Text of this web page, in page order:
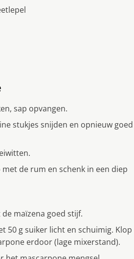
sap opvangen.
stukjes snijden en opnieuw goed
de rum en schenk in een diep
maïzena goed stijf.
50 g suiker licht en schuimig. Klop
erdoor (lage mixerstand).